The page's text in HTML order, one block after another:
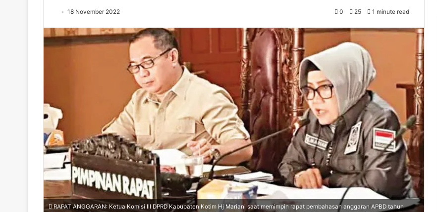
18 November 2022 0 25 1 minute read
RAPAT ANGGARAN: Ketua Komisi III DPRD Kabupaten Kotim Hj Mariani saat memimpin rapat pembahasan anggaran APBD tahun